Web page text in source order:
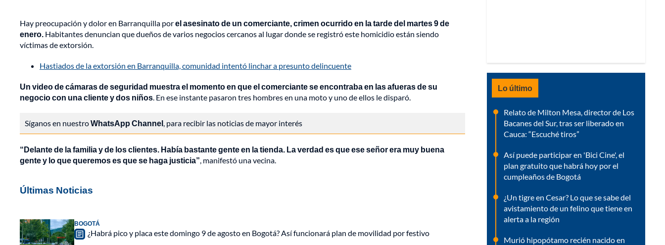
Hay preocupación y dolor en Barranquilla porel asesinato de un comerciante, crimen ocurrido en la tarde del martes 9 de
enero. Habitantes denuncian que dueños de varios negocios cercanos al lugar donde se registró este homicidio están siendo
víctimas de extorsión.
Hastiados de la extorsión en Barranquilla, comunidad intentó linchar a presunto delincuente
Un video de cámaras de seguridad muestra el momento en que el comerciante se encontraba en las afueras de su
negocio con una cliente y dos niños. En ese instante pasaron tres hombres en una moto y uno de ellos le disparó.
Síganos en nuestroWhatsApp Channel, para recibir las noticias de mayor interés
“Delante de la familia y de los clientes. Había bastante gente en la tienda. La verdad es que ese señor era muy buena
gente y lo que queremos es que se haga justicia”, manifestó una vecina.
Últimas Noticias
BOGOTÁ
¿Habrá pico y placa este domingo 9 de agosto en Bogotá? Así funcionará plan de movilidad por festivo
Lo último
Relato de Milton Mesa, director de Los
Bacanes del Sur, tras ser liberado en
Cauca: “Escuché tiros”
Así puede participar en 'Bici Cine', el
plan gratuito que habrá hoy por el
cumpleaños de Bogotá
¿Un tigre en Cesar? Lo que se sabe del
avistamiento de un felino que tiene en
alerta a la región
Murió hipopótamo recién nacido en